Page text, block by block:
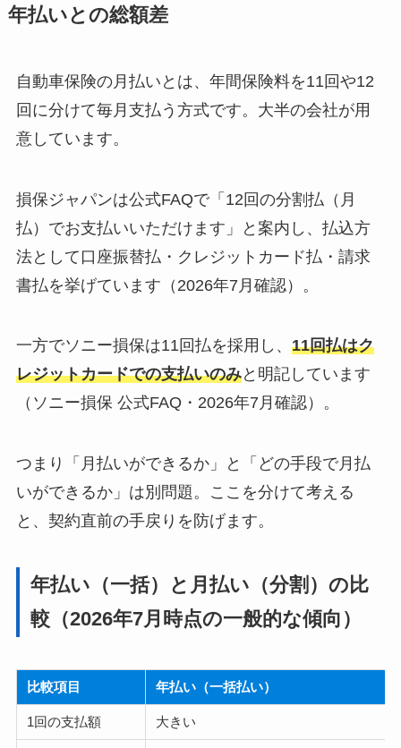
年払いとの総額差
自動車保険の月払いとは、年間保険料を11回や12
回に分けて毎月支払う方式です。大半の会社が用
意しています。
損保ジャパンは公式FAQで「12回の分割払（月
払）でお支払いいただけます」と案内し、払込方
法として口座振替払・クレジットカード払・請求
書払を挙げています（2026年7月確認）。
一方でソニー損保は11回払を採用し、 11回払はク
レジットカードでの支払いのみと明記しています
（ソニー損保 公式FAQ・2026年7月確認）。
つまり「月払いができるか」と「どの手段で月払
いができるか」は別問題。ここを分けて考える
と、契約直前の手戻りを防げます。
年払い（一括）と月払い（分割）の比
較（2026年7月時点の一般的な傾向）
比較項目 年払い（一括払い）
1回の支払額 大きい